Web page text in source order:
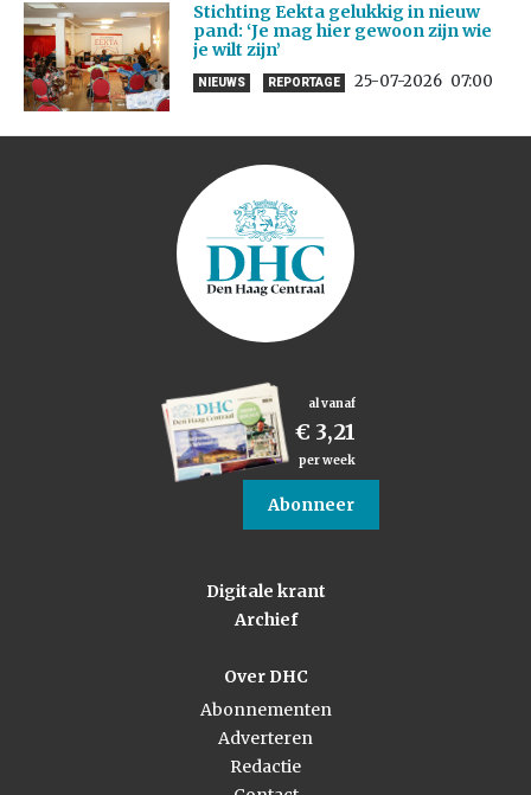
Stichting Eekta gelukkig in nieuw
pand: ‘Je mag hier gewoon zijn wie
je wilt zijn’
NIEUWS REPORTAGE 25-07-2026 07:00
al vanaf
€ 3,21
per week
Abonneer
Digitale krant
Archief
Over DHC
Abonnementen
Adverteren
Redactie